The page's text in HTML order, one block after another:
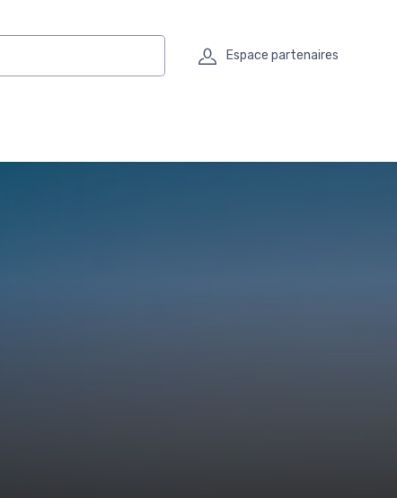
Espace partenaires